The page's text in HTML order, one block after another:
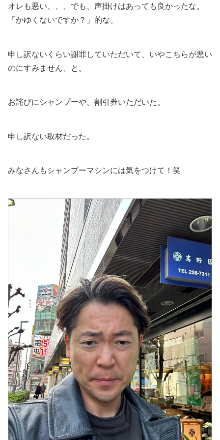
オレも悪い、、、でも、声掛けはあっても良かったな。
「かゆくないですか？」的な。
申し訳ないくらい謝罪していただいて、いやこちらが悪い
のにすみません、と。
お詫びにシャンプーや、割引券いただいた。
申し訳ない取材だった。
みなさんもシャンプーマシンには気をつけて！笑